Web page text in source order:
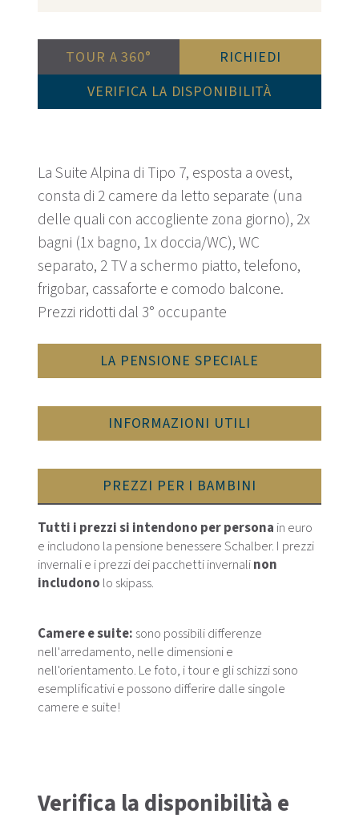
TOUR A 360°
RICHIEDI
VERIFICA LA DISPONIBILITÀ
La Suite Alpina di Tipo 7, esposta a ovest,
consta di 2 camere da letto separate (una
delle quali con accogliente zona giorno), 2x
bagni (1x bagno, 1x doccia/WC), WC
separato, 2 TV a schermo piatto, telefono,
frigobar, cassaforte e comodo balcone.
Prezzi ridotti dal 3° occupante
LA PENSIONE SPECIALE
INFORMAZIONI UTILI
PREZZI PER I BAMBINI
Tutti i prezzi si intendono per persona in euro
e includono la pensione benessere Schalber. I prezzi
invernali e i prezzi dei pacchetti invernalinon
includono lo skipass.
Camere e suite: sono possibili differenze
nell'arredamento, nelle dimensioni e
nell'orientamento. Le foto, i tour e gli schizzi sono
esemplificativi e possono differire dalle singole
camere e suite!
Verifica la disponibilità e